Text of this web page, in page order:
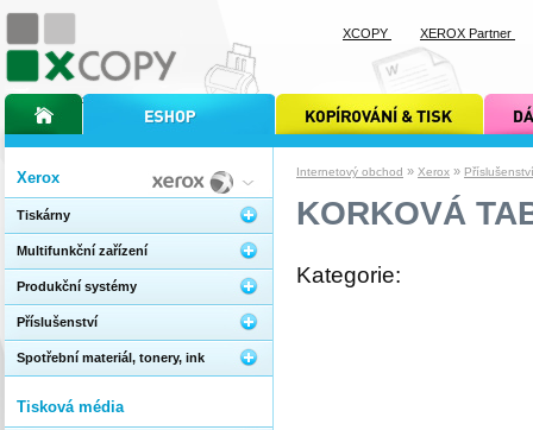
Internetový obchod » Xerox » Příslušenství
KORKOVÁ
Kategorie:
Xerox
Tiskárny
Multifunkční zařízení
Produkční systémy
Příslušenství
Spotřební materiál, tonery, ink
Tisková média
úvodní stránka xcopyinternetový obchod xcopy kopírování a tisk xcopy dárkové
XCOPY XEROX Partner